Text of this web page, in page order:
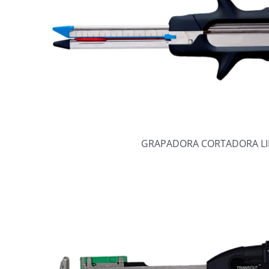
GRAPADORA CORTADORA